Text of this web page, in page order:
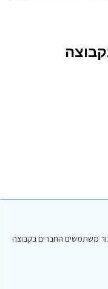
באתר מטעמי פרטיות וגלוי עבור משתמשים החברים בקבוצה